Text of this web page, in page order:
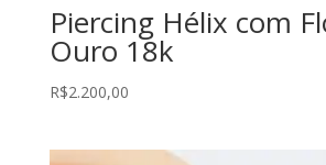
Piercing Hélix com
Ouro 18k
R$2.200,00